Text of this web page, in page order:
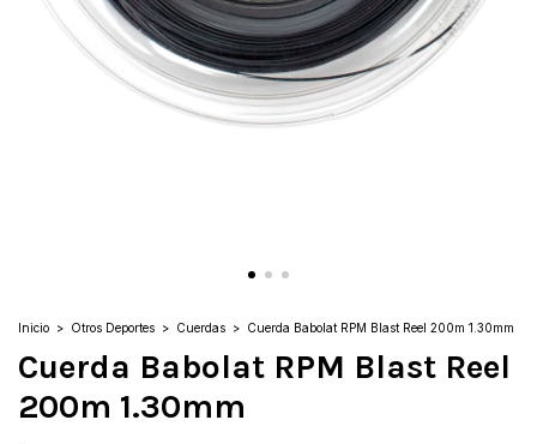
Inicio > Otros Deportes > Cuerdas > Cuerda Babolat RPM Blast Reel 200m 1.30mm
Cuerda Babolat RPM Blast Reel
200m 1.30mm